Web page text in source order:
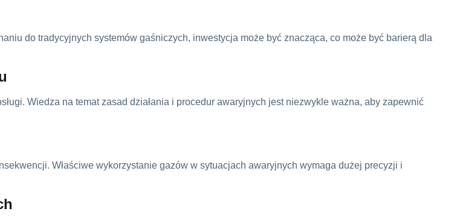
do tradycyjnych systemów gaśniczych, inwestycja może być znacząca, co może być barierą dla
Wiedza na temat zasad działania i procedur awaryjnych jest niezwykle ważna, aby zapewnić
Właściwe wykorzystanie gazów w sytuacjach awaryjnych wymaga dużej precyzji i